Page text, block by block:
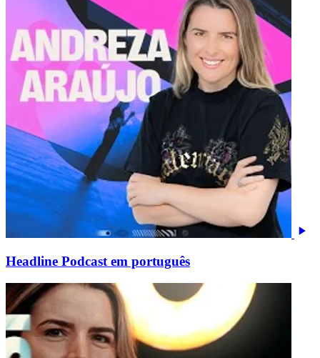
Headline Podcast em português